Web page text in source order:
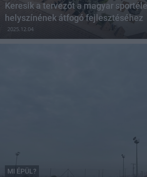
Keresik a tervezőt a magyar
helyszínének átfogó fejlesztéséhez
2025.12.04
MI ÉPÜL?